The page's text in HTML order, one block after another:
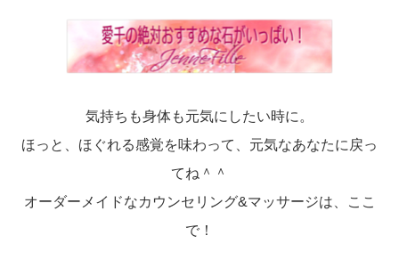
気持ちも身体も元気にしたい時に。
ほっと、ほぐれる感覚を味わって、元気なあなたに戻っ
てね＾＾
オーダーメイドなカウンセリング&マッサージは、ここ
で！